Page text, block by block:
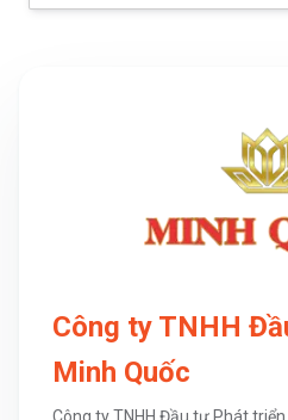
Công ty TNHH
Minh Quốc
Công ty TNHH Đầu tư Phát